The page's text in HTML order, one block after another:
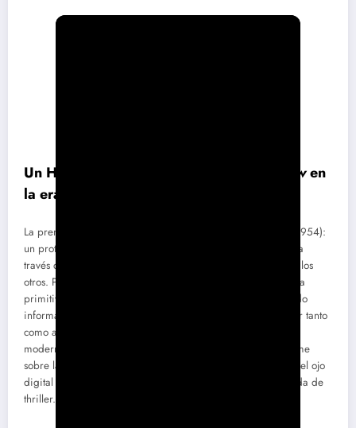
Un Hitchcock digital: ecos de Rear windowen
la era informática
La premisa recuerda de inmediato a
(1954):
un protagonista inmovilizado en un entorno doméstico que, a
través de una tecnología intermediaria, accede a la vida de los
otros. Pero aquí el catalejo es sustituido por una computadora
primitiva —recordemos que estamos en los albores del miedo
informático, la era en que la máquina empezaba a prometer tanto
como a amenazar— y el escenario se desplaza hacia una
modernidad claustrofóbica. No es casual:
es un filme
sobre la despersonalización tecnológica, sobre la intrusión del ojo
digital en la privacidad y sobre la angustia urbana disfrazada de
thriller.